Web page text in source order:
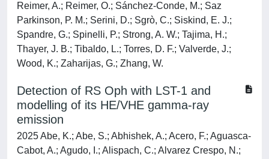
Reimer, A.; Reimer, O.; Sánchez-Conde, M.; Saz
Parkinson, P. M.; Serini, D.; Sgrò, C.; Siskind, E. J.;
Spandre, G.; Spinelli, P.; Strong, A. W.; Tajima, H.;
Thayer, J. B.; Tibaldo, L.; Torres, D. F.; Valverde, J.;
Wood, K.; Zaharijas, G.; Zhang, W.
Detection of RS Oph with LST-1 and
modelling of its HE/VHE gamma-ray
emission
2025 Abe, K.; Abe, S.; Abhishek, A.; Acero, F.; Aguasca-
Cabot, A.; Agudo, I.; Alispach, C.; Alvarez Crespo, N.;